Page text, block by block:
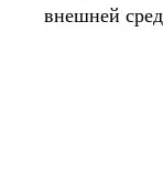
внешней